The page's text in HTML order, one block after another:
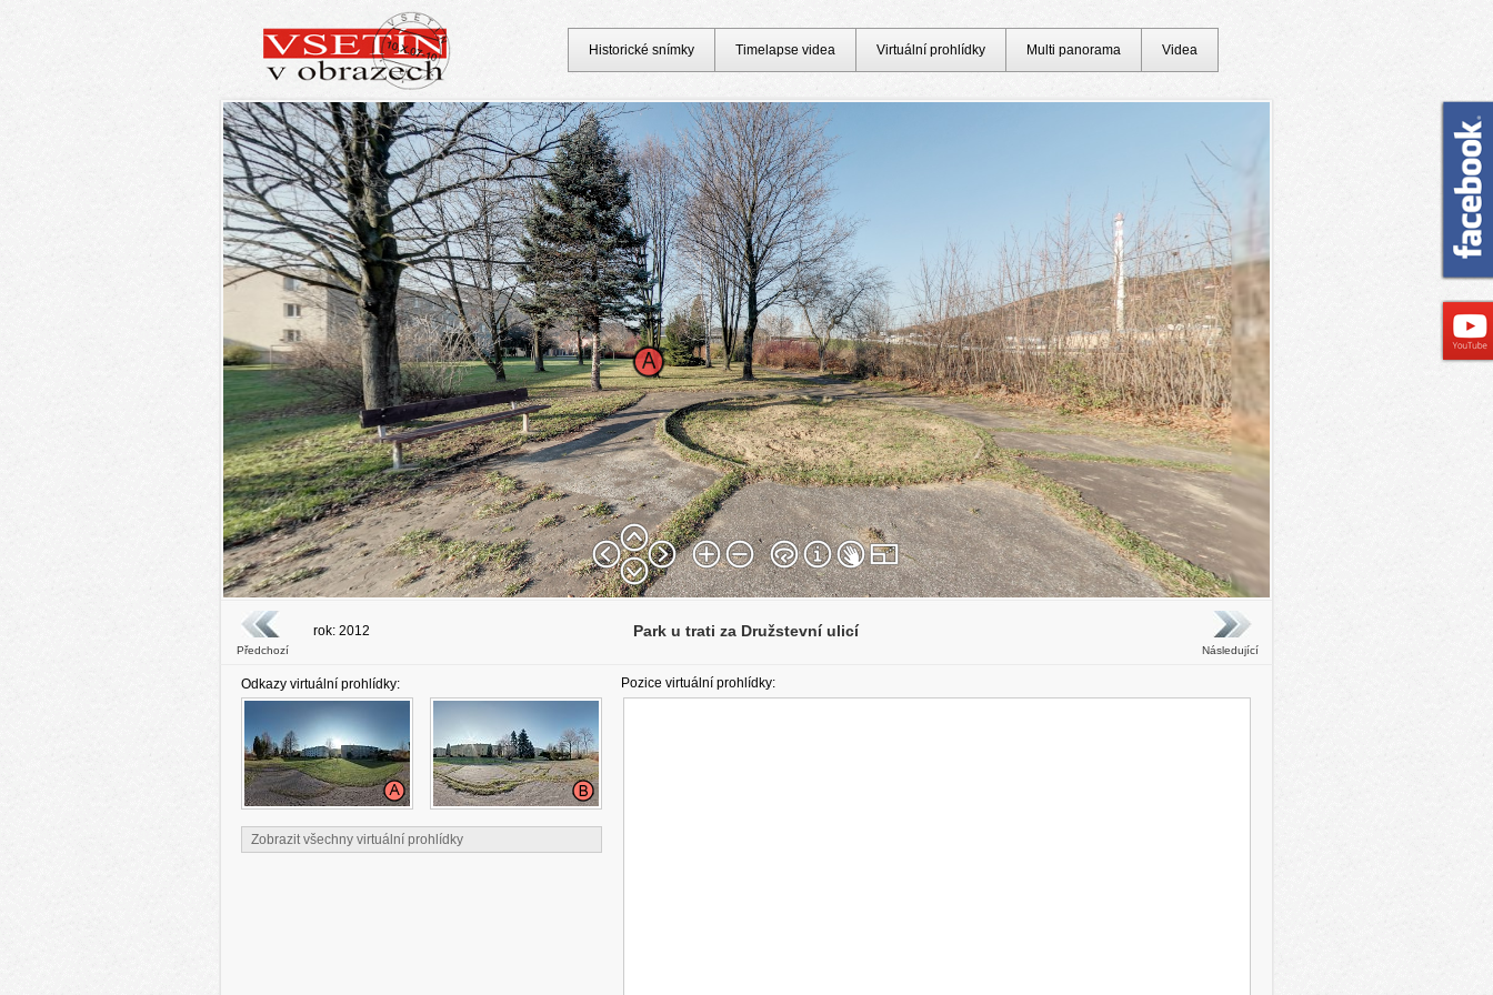
Předchozí
rok: 2012 Park u trati za Družstevní ulicí
Následující
Odkazy virtuální prohlídky: Pozice virtuální prohlídky:
Zobrazit všechny virtuální prohlídky
Historické snímky Timelapse videa Virtuální prohlídky Multi panorama Videa